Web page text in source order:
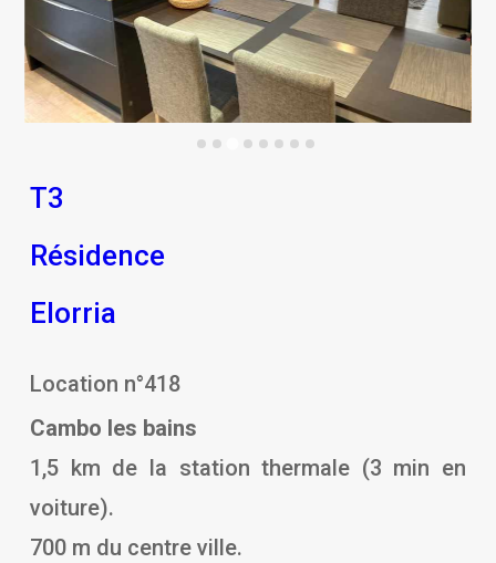
T3
Résidence
Elorria
Location n°418
Cambo les bains
1,5 km de la station thermale (3 min en
voiture).
700 m du centre ville.